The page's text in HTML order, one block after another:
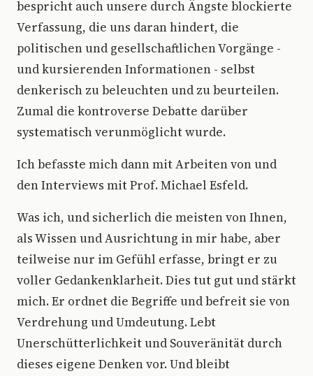
bespricht auch unsere durch Ängste blockierte
Verfassung, die uns daran hindert, die
politischen und gesellschaftlichen Vorgänge -
und kursierenden Informationen - selbst
denkerisch zu beleuchten und zu beurteilen.
Zumal die kontroverse Debatte darüber
systematisch verunmöglicht wurde.
Ich befasste mich dann mit Arbeiten von und
den Interviews mit Prof. Michael Esfeld.
Was ich, und sicherlich die meisten von Ihnen,
als Wissen und Ausrichtung in mir habe, aber
teilweise nur im Gefühl erfasse, bringt er zu
voller Gedankenklarheit. Dies tut gut und stärkt
mich. Er ordnet die Begriffe und befreit sie von
Verdrehung und Umdeutung. Lebt
Unerschütterlichkeit und Souveränität durch
dieses eigene Denken vor. Und bleibt